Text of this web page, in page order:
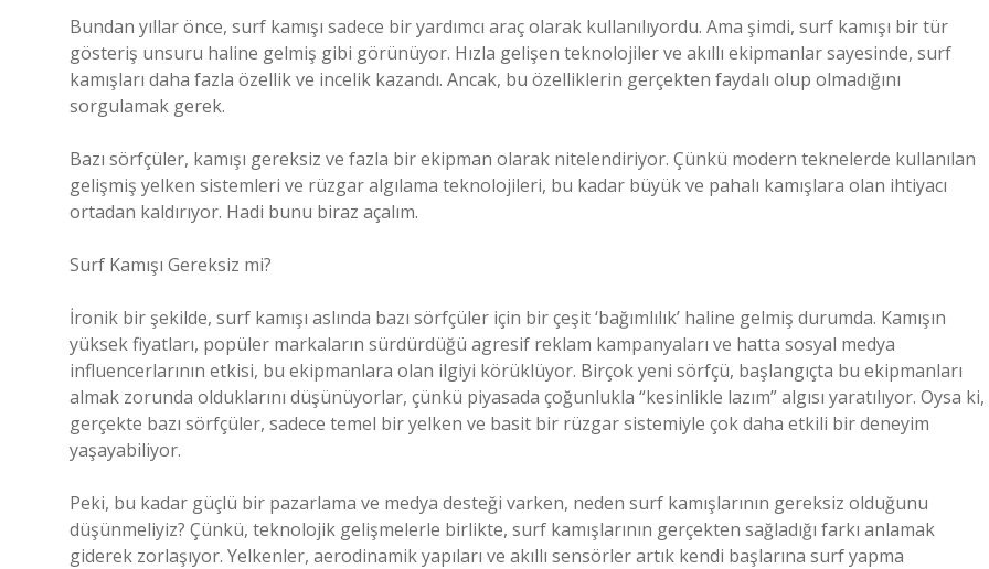
Bundan yıllar önce, surf kamışı sadece bir yardımcı araç olarak kullanılıyordu. Ama şimdi, surf kamışı bir tür
gösteriş unsuru haline gelmiş gibi görünüyor. Hızla gelişen teknolojiler ve akıllı ekipmanlar sayesinde, surf
kamışları daha fazla özellik ve incelik kazandı. Ancak, bu özelliklerin gerçekten faydalı olup olmadığını
sorgulamak gerek.
Bazı sörfçüler, kamışı gereksiz ve fazla bir ekipman olarak nitelendiriyor. Çünkü modern teknelerde kullanılan
gelişmiş yelken sistemleri ve rüzgar algılama teknolojileri, bu kadar büyük ve pahalı kamışlara olan ihtiyacı
ortadan kaldırıyor. Hadi bunu biraz açalım.
Surf Kamışı Gereksiz mi?
İronik bir şekilde, surf kamışı aslında bazı sörfçüler için bir çeşit ‘bağımlılık’ haline gelmiş durumda. Kamışın
yüksek fiyatları, popüler markaların sürdürdüğü agresif reklam kampanyaları ve hatta sosyal medya
influencerlarının etkisi, bu ekipmanlara olan ilgiyi körüklüyor. Birçok yeni sörfçü, başlangıçta bu ekipmanları
almak zorunda olduklarını düşünüyorlar, çünkü piyasada çoğunlukla “kesinlikle lazım” algısı yaratılıyor. Oysa ki,
gerçekte bazı sörfçüler, sadece temel bir yelken ve basit bir rüzgar sistemiyle çok daha etkili bir deneyim
yaşayabiliyor.
Peki, bu kadar güçlü bir pazarlama ve medya desteği varken, neden surf kamışlarının gereksiz olduğunu
düşünmeliyiz? Çünkü, teknolojik gelişmelerle birlikte, surf kamışlarının gerçekten sağladığı farkı anlamak
giderek zorlaşıyor. Yelkenler, aerodinamik yapıları ve akıllı sensörler artık kendi başlarına surf yapma